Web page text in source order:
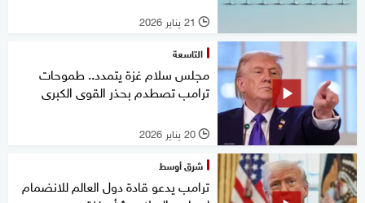
l 21 يناير 2026
التاسعة
مجلس سلام غزة يتمدد.. طموحات
ترامب تصطدم بحذر القوى الكبرى
l 20 يناير 2026
شرق أوسط
ترامب يدعو قادة دول العالم للانضمام